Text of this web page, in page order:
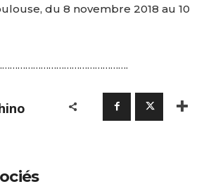
du 8 novembre 2018 au 10